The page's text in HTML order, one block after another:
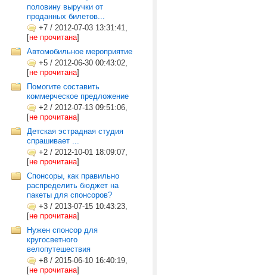
половину выручки от
проданных билетов...
+7 / 2012-07-03 13:31:41,
[не прочитана]
Автомобильное мероприятие
+5 / 2012-06-30 00:43:02,
[не прочитана]
Помогите составить
коммерческое предложение
+2 / 2012-07-13 09:51:06,
[не прочитана]
Детская эстрадная студия
спрашивает ...
+2 / 2012-10-01 18:09:07,
[не прочитана]
Спонсоры, как правильно
распределить бюджет на
пакеты для спонсоров?
+3 / 2013-07-15 10:43:23,
[не прочитана]
Нужен спонсор для
кругосветного
велопутешествия
+8 / 2015-06-10 16:40:19,
[не прочитана]